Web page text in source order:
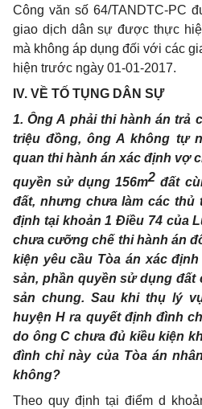
Công văn số 64/TANDTC-PC
giao dịch dân sự được thực
mà không áp dụng đối với các
hiện trước ngày 01-01-2017.
IV. VỀ TỐ TỤNG DÂN SỰ
1. Ông A phải thi hành án trả
triệu đồng, ông A không tự
quan thi hành án xác định vợ
quyền sử dụng 156m2 đất
đất, nhưng chưa làm các thủ
định tại khoản 1 Điều 74 của
chưa cưỡng chế thi hành án
kiện yêu cầu Tòa án xác
sản, phần quyền sử dụng đất
sản chung. Sau khi thụ lý
huyện H ra quyết định đình
do ông C chưa đủ kiều kiện
đình chỉ này của Tòa án
không?
Theo quy định tại điểm d